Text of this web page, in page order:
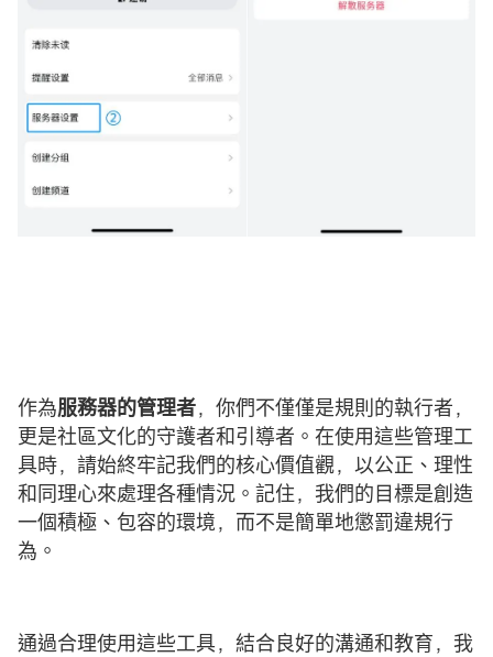
作為服務器的管理者，你們不僅僅是規則的執行者，
更是社區文化的守護者和引導者。在使用這些管理工
具時，請始終牢記我們的核心價值觀，以公正、理性
和同理心來處理各種情況。記住，我們的目標是創造
一個積極、包容的環境，而不是簡單地懲罰違規行
為。
通過合理使用這些工具，結合良好的溝通和教育，我